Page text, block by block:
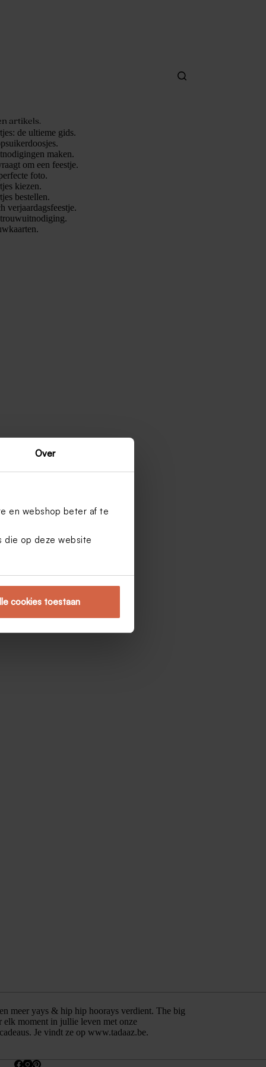
Over
en webshop beter af te
die op deze website
cookies toestaan
artikels.
de ultieme gids.
maken.
om een feestje.
foto.
kiezen.
bestellen.
verjaardagsfeestje.
meer yays & hip hip hoorays verdient. The big
elk moment in jullie leven met onze
Je vindt ze op www.tadaaz.be.